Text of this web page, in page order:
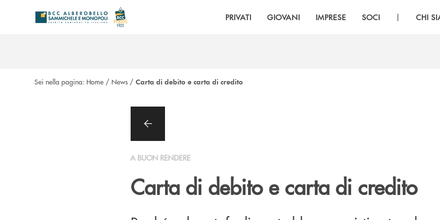
PRIVATI GIOVANI IMPRESE SOCI | CHI
Sei nella pagina: Home / News / Carta di debito e carta di credito
A BUON RENDERE
Carta di debito e carta di credito